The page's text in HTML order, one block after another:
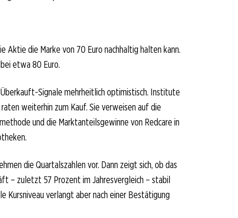
Aktie die Marke von 70 Euro nachhaltig halten kann.
etwa 80 Euro.
Signale mehrheitlich optimistisch. Institute
weiterhin zum Kauf. Sie verweisen auf die
und die Marktanteilsgewinne von Redcare in
die Quartalszahlen vor. Dann zeigt sich, ob das
– zuletzt 57 Prozent im Jahresvergleich – stabil
Kursniveau verlangt aber nach einer Bestätigung